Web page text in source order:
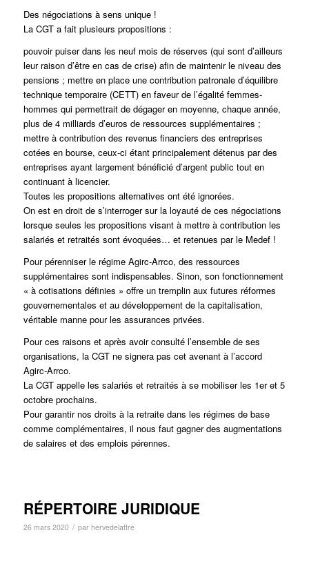
Des négociations à sens unique !
La CGT a fait plusieurs propositions :
pouvoir puiser dans les neuf mois de réserves (qui sont d’ailleurs
leur raison d’être en cas de crise) afin de maintenir le niveau des
pensions ; mettre en place une contribution patronale d’équilibre
technique temporaire (CETT) en faveur de l’égalité femmes-
hommes qui permettrait de dégager en moyenne, chaque année,
plus de 4 milliards d’euros de ressources supplémentaires ;
mettre à contribution des revenus financiers des entreprises
cotées en bourse, ceux-ci étant principalement détenus par des
entreprises ayant largement bénéficié d’argent public tout en
continuant à licencier.
Toutes les propositions alternatives ont été ignorées.
On est en droit de s’interroger sur la loyauté de ces négociations
lorsque seules les propositions visant à mettre à contribution les
salariés et retraités sont évoquées… et retenues par le Medef !
Pour pérenniser le régime Agirc-Arrco, des ressources
supplémentaires sont indispensables. Sinon, son fonctionnement
« à cotisations définies » offre un tremplin aux futures réformes
gouvernementales et au développement de la capitalisation,
véritable manne pour les assurances privées.
Pour ces raisons et après avoir consulté l’ensemble de ses
organisations, la CGT ne signera pas cet avenant à l’accord
Agirc-Arrco.
La CGT appelle les salariés et retraités à se mobiliser les 1er et 5
octobre prochains.
Pour garantir nos droits à la retraite dans les régimes de base
comme complémentaires, il nous faut gagner des augmentations
de salaires et des emplois pérennes.
RÉPERTOIRE JURIDIQUE
26 mars 2020 / par hervedelattre